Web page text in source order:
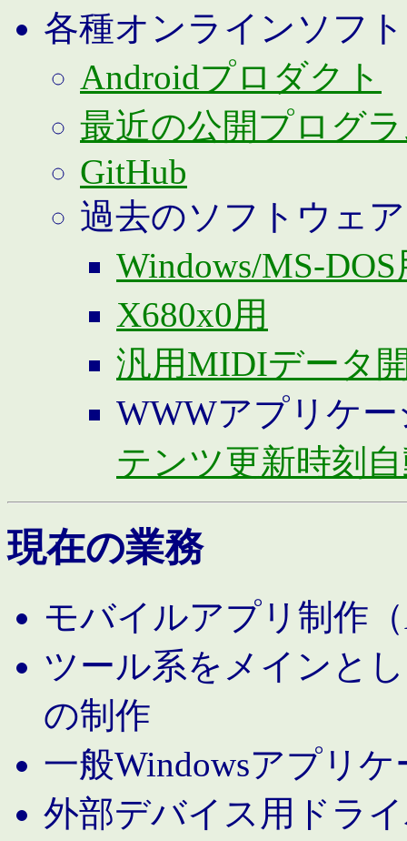
各種オンラインソフ
Androidプロダクト
最近の公開プログ
GitHub
過去のソフトウェア
Windows/MS-DOS
X680x0用
汎用MIDIデータ
WWWアプリケ
テンツ更新時刻
現在の業務
モバイルアプリ制作
ツール系をメインと
の制作
一般Windowsアプリ
外部デバイス用ドラ